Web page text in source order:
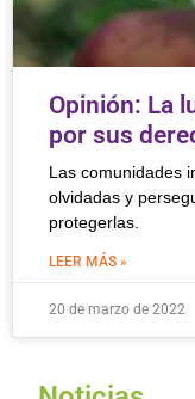
Opinión: La
por sus
Las comunidades
olvidadas y
protegerlas.
LEER MÁS »
20 de marzo de 2022